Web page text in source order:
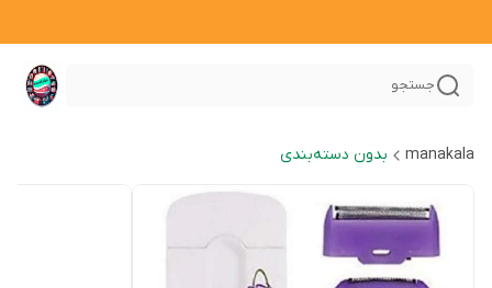
جستجو
manakala بدون دسته‌بندی